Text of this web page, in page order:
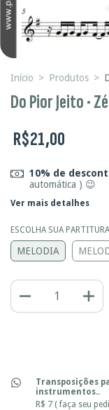
Início > Produtos >
Do Pior Jeito ·
R$21,00
10% de
automática ) 😉
Ver mais detalhes
ESCOLHA SUA
MELODIA
Transposições
instrumentos..
R$ 7 ( faça seu